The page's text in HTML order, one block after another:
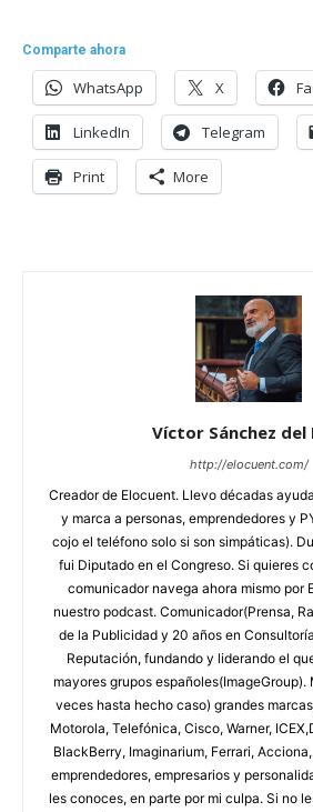
Comparte ahora
WhatsApp X
LinkedIn Telegram
Print More
Víctor Sánchez del
http://elocuent.com/
Creador de Elocuent. Llevo décadas
y marca a personas, emprendedores y
cojo el teléfono solo si son simpáticas).
fui Diputado en el Congreso. Si quieres
comunicador navega ahora mismo por
nuestro podcast. Comunicador(Prensa,
de la Publicidad y 20 años en
Reputación, fundando y liderando el
mayores grupos
veces hasta hecho caso) grandes
Motorola, Telefónica, Cisco, Warner,
BlackBerry, Imaginarium, Ferrari,
emprendedores, empresarios y
les conoces, en parte por mi culpa. Si no